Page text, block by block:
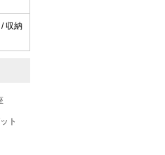
収納
ト